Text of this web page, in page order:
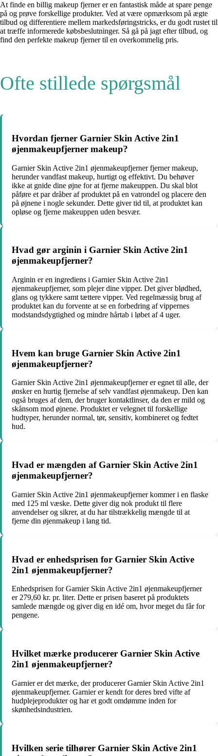
At finde en billig makeup fjerner er en fantastisk måde at spare penge
på og prøve forskellige produkter. Ved at være opmærksom på ægte
tilbud og differentiere mellem markedsføringstricks, er du godt rustet til
at træffe informerede købsbeslutninger. Så gå på jagt efter tilbud, og
find den perfekte makeup fjerner til en overkommelig pris.
Ofte stillede spørgsmål
Hvordan fjerner Garnier Skin Active 2in1
øjenmakeupfjerner makeup?
Garnier Skin Active 2in1 øjenmakeupfjerner fjerner makeup,
herunder vandfast makeup, hurtigt og effektivt. Du behøver
ikke at gnide dine øjne for at fjerne makeuppen. Du skal blot
påføre et par dråber af produktet på en vatrondel og placere den
på øjnene i nogle sekunder. Dette giver tid til, at produktet kan
opløse og fjerne makeuppen uden besvær.
Hvad gør arginin i Garnier Skin Active 2in1
øjenmakeupfjerner?
Arginin er en ingrediens i Garnier Skin Active 2in1
øjenmakeupfjerner, som plejer dine vipper. Det giver blødhed,
glans og tykkere samt tættere vipper. Ved regelmæssig brug af
produktet kan du forvente at se en forbedring af vippernes
modstandsdygtighed og mindre hårtab i løbet af 4 uger.
Hvem kan bruge Garnier Skin Active 2in1
øjenmakeupfjerner?
Garnier Skin Active 2in1 øjenmakeupfjerner er egnet til alle, der
ønsker en hurtig fjernelse af selv vandfast øjenmakeup. Den kan
også bruges af dem, der bruger kontaktlinser, da den er mild og
skånsom mod øjnene. Produktet er velegnet til forskellige
hudtyper, herunder normal, tør, sensitiv, kombineret og fedtet
hud.
Hvad er mængden af Garnier Skin Active 2in1
øjenmakeupfjerner?
Garnier Skin Active 2in1 øjenmakeupfjerner kommer i en flaske
med 125 ml væske. Dette giver dig nok produkt til flere
anvendelser og sikrer, at du har tilstrækkelig mængde til at
fjerne din øjenmakeup i lang tid.
Hvad er enhedsprisen for Garnier Skin Active
2in1 øjenmakeupfjerner?
Enhedsprisen for Garnier Skin Active 2in1 øjenmakeupfjerner
er 279,60 kr. pr. liter. Dette er prisen baseret på produktets
samlede mængde og giver dig en idé om, hvor meget du får for
pengene.
Hvilket mærke producerer Garnier Skin Active
2in1 øjenmakeupfjerner?
Garnier er det mærke, der producerer Garnier Skin Active 2in1
øjenmakeupfjerner. Garnier er kendt for deres bred vifte af
hudplejeprodukter og har et godt omdømme inden for
skønhedsindustrien.
Hvilken serie tilhører Garnier Skin Active 2in1